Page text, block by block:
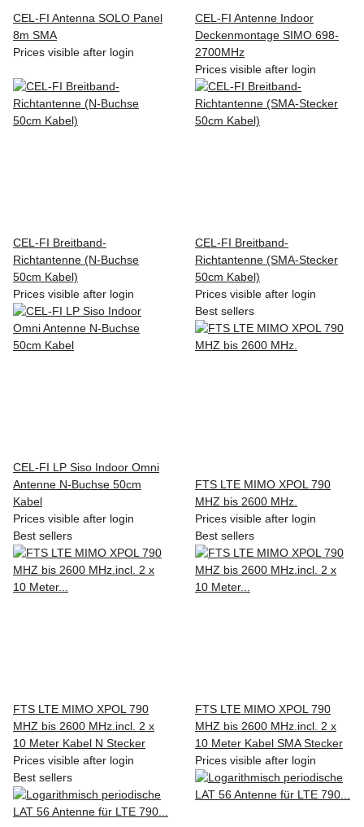
CEL-FI Antenna SOLO Panel
8m SMA
Prices visible after login
CEL-FI Antenne Indoor
Deckenmontage SIMO 698-
2700MHz
Prices visible after login
CEL-FI Breitband-
Richtantenne (N-Buchse
50cm Kabel)
Prices visible after login
CEL-FI Breitband-
Richtantenne (SMA-Stecker
50cm Kabel)
Prices visible after login
CEL-FI LP Siso Indoor Omni
Antenne N-Buchse 50cm
Kabel
Prices visible after login
Best sellers
FTS LTE MIMO XPOL 790
MHZ bis 2600 MHz.
Prices visible after login
Best sellers
FTS LTE MIMO XPOL 790
MHZ bis 2600 MHz.incl. 2 x
10 Meter Kabel N Stecker
Prices visible after login
Best sellers
FTS LTE MIMO XPOL 790
MHZ bis 2600 MHz.incl. 2 x
10 Meter Kabel SMA Stecker
Prices visible after login
Best sellers